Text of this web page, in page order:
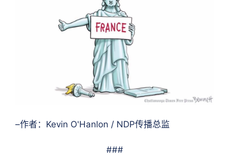
–作者：Kevin O'Hanlon / NDP传播总监
###